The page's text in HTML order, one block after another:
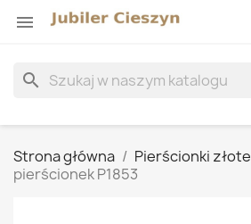

search
Strona główna Pierścionki złote
pierścionek P1853